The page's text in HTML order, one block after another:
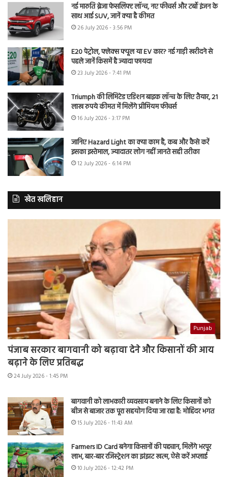
नई मारुति ब्रेजा फेसलिफ्ट लॉन्च, नए फीचर्स और टर्बो इंजन के
साथ आई SUV, जानें क्या है कीमत
26 July 2026 - 3:56 PM
E20 पेट्रोल, फ्लेक्स फ्यूल या EV कार? नई गाड़ी खरीदने से
पहले जानें किसमें है ज्यादा फायदा
23 July 2026 - 7:41 PM
Triumph की लिमिटेड एडिशन बाइक लॉन्च के लिए तैयार, 21
लाख रुपये कीमत में मिलेंगे प्रीमियम फीचर्स
16 July 2026 - 3:17 PM
जानिए Hazard Light का क्या काम है, कब और कैसे करें
इसका इस्तेमाल, ज्यादातर लोग नहीं जानते सही तरीका
12 July 2026 - 6:14 PM
खेत खलिहान
Punjab
पंजाब सरकार बागवानी को बढ़ावा देने और किसानों की आय
बढ़ाने के लिए प्रतिबद्ध
24 July 2026 - 1:45 PM
बागवानी को लाभकारी व्यवसाय बनाने के लिए किसानों को
बीज से बाजार तक पूरा सहयोग दिया जा रहा है: मोहिंदर भगत
15 July 2026 - 11:43 AM
Farmers ID Card बनेगा किसानों की पहचान, मिलेंगे भरपूर
लाभ, बार-बार रजिस्ट्रेशन का झंझट खत्म, ऐसे करें अप्लाई
10 July 2026 - 12:42 PM